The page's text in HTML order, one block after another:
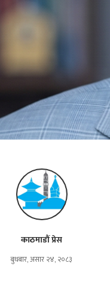
काठमाडौं प्रेस
बुधबार, असार २४, २०८३